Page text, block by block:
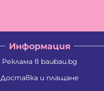
Информация
Реклама в baubau.bg
Доставка и плащане